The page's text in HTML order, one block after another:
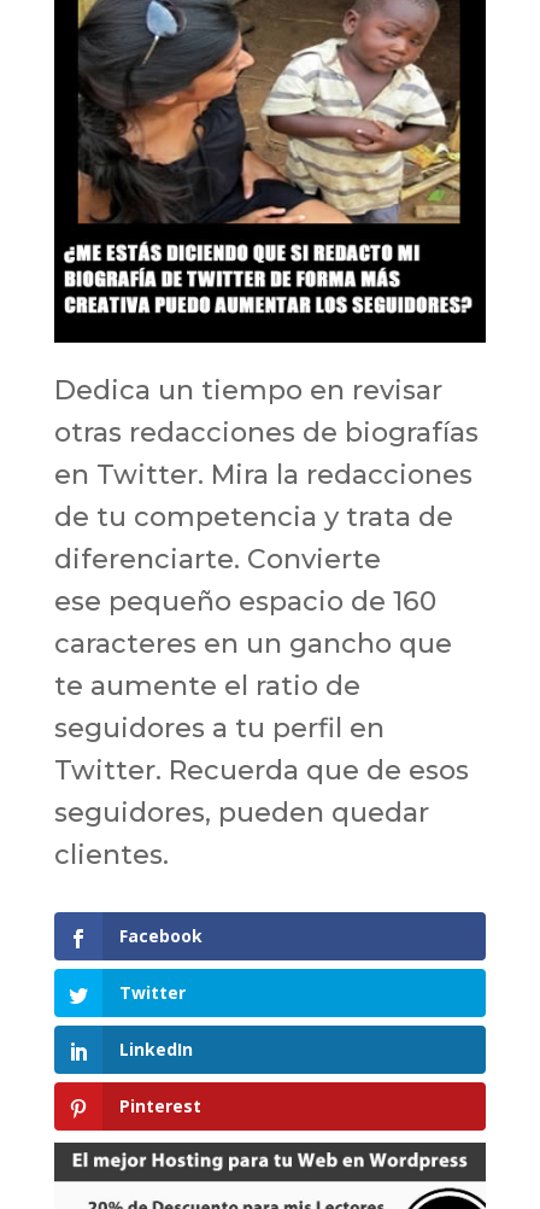
Dedica un tiempo en revisar
otras redacciones de biografías
en Twitter. Mira la redacciones
de tu competencia y trata de
diferenciarte. Convierte
ese pequeño espacio de 160
caracteres en un gancho que
te aumente el ratio de
seguidores a tu perfil en
Twitter. Recuerda que de esos
seguidores, pueden quedar
clientes.
Facebook
Twitter
LinkedIn
Pinterest